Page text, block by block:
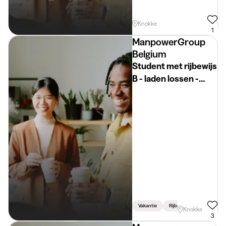
Knokke
1
ManpowerGroup
Belgium
Student met rijbewijs
B - laden lossen -
Vakantie Rijbewijs Vereist
Knokke
3